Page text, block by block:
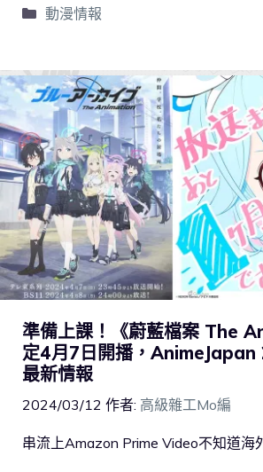
動漫情報
準備上課！《蔚藍檔案 The
定4月7日開播，AnimeJapan
最新情報
2024/03/12 作者: 高級雜工Mo編
串流上Amazon Prime Video不知道海